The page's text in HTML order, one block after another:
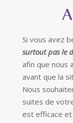
Si vous avez
surtout pas le
afin que nous
avant que la
Nous
suites de
est efficace